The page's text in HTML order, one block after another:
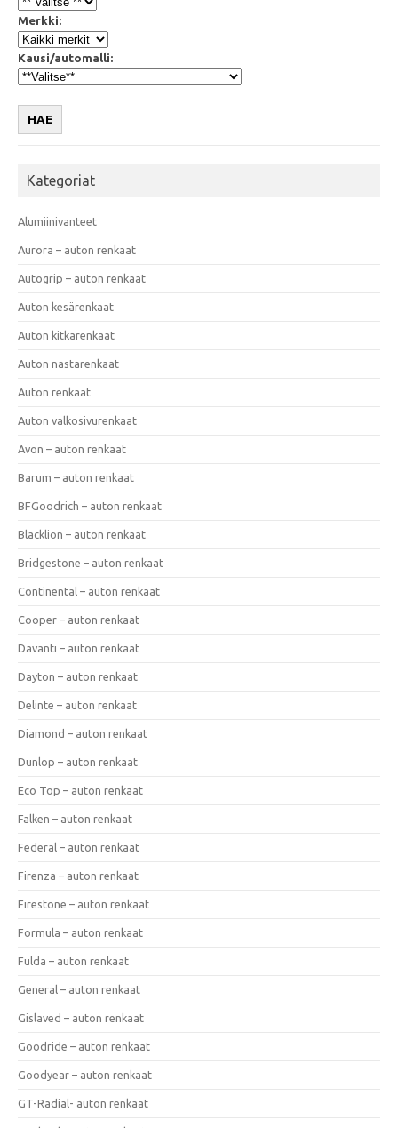
Merkki:
Kausi/automalli:
HAE
Kategoriat
Alumiinivanteet
Aurora – auton renkaat
Autogrip – auton renkaat
Auton kesärenkaat
Auton kitkarenkaat
Auton nastarenkaat
Auton renkaat
Auton valkosivurenkaat
Avon – auton renkaat
Barum – auton renkaat
BFGoodrich – auton renkaat
Blacklion – auton renkaat
Bridgestone – auton renkaat
Continental – auton renkaat
Cooper – auton renkaat
Davanti – auton renkaat
Dayton – auton renkaat
Delinte – auton renkaat
Diamond – auton renkaat
Dunlop – auton renkaat
Eco Top – auton renkaat
Falken – auton renkaat
Federal – auton renkaat
Firenza – auton renkaat
Firestone – auton renkaat
Formula – auton renkaat
Fulda – auton renkaat
General – auton renkaat
Gislaved – auton renkaat
Goodride – auton renkaat
Goodyear – auton renkaat
GT-Radial- auton renkaat